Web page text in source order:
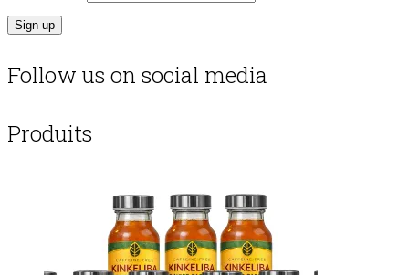
Follow us on social media
Produits